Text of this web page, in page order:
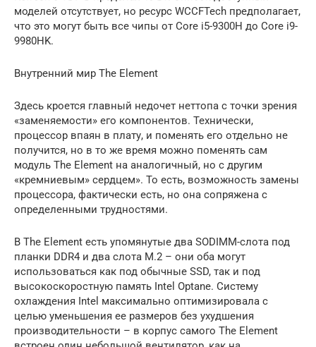
моделей отсутствует, но ресурс WCCFTech предполагает,
что это могут быть все чипы от Core i5-9300H до Core i9-
9980HK.
Внутренний мир The Element
Здесь кроется главный недочет неттопа с точки зрения
«заменяемости» его компонентов. Технически,
процессор впаян в плату, и поменять его отдельно не
получится, но в то же время можно поменять сам
модуль The Element на аналогичный, но с другим
«кремниевым» сердцем». То есть, возможность замены
процессора, фактически есть, но она сопряжена с
определенными трудностями.
В The Element есть упомянутые два SODIMM-слота под
планки DDR4 и два слота M.2 – они оба могут
использоваться как под обычные SSD, так и под
высокоскоростную память Intel Optane. Систему
охлаждения Intel максимально оптимизировала с
целью уменьшения ее размеров без ухудшения
производительности – в корпус самого The Element